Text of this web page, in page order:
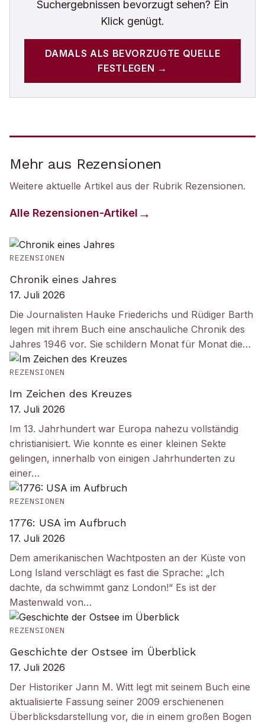
Suchergebnissen bevorzugt sehen? Ein
Klick genügt.
DAMALS ALS BEVORZUGTE QUELLE
FESTLEGEN →
Mehr aus Rezensionen
Weitere aktuelle Artikel aus der Rubrik Rezensionen.
Alle Rezensionen-Artikel
REZENSIONEN
Chronik eines Jahres
17. Juli 2026
Die Journalisten Hauke Friederichs und Rüdiger Barth
legen mit ihrem Buch eine anschauliche Chronik des
Jahres 1946 vor. Sie schildern Monat für Monat die…
REZENSIONEN
Im Zeichen des Kreuzes
17. Juli 2026
Im 13. Jahrhundert war Europa nahezu vollständig
christianisiert. Wie konnte es einer kleinen Sekte
gelingen, innerhalb von einigen Jahrhunderten zu
einer…
REZENSIONEN
1776: USA im Aufbruch
17. Juli 2026
Dem amerikanischen Wachtposten an der Küste von
Long Island verschlägt es fast die Sprache: „Ich
dachte, da schwimmt ganz London!“ Es ist der
Mastenwald von…
REZENSIONEN
Geschichte der Ostsee im Überblick
17. Juli 2026
Der Historiker Jann M. Witt legt mit seinem Buch eine
aktualisierte Fassung seiner 2009 erschienenen
Überblicksdarstellung vor, die in einem großen Bogen